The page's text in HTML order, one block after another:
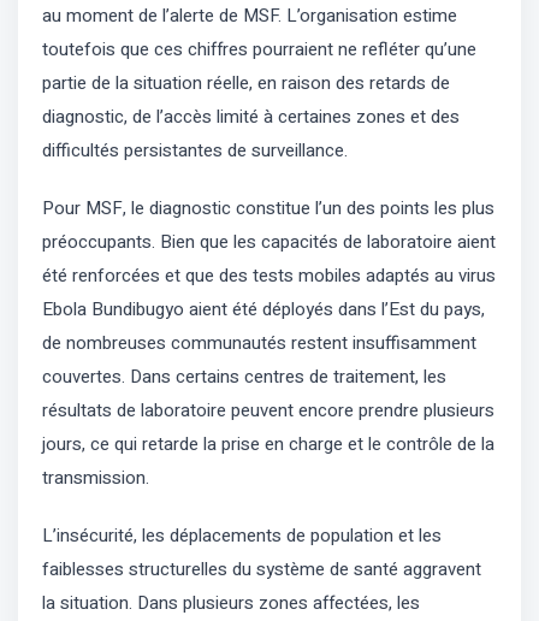
au moment de l’alerte de MSF. L’organisation estime
toutefois que ces chiffres pourraient ne refléter qu’une
partie de la situation réelle, en raison des retards de
diagnostic, de l’accès limité à certaines zones et des
difficultés persistantes de surveillance.
Pour MSF, le diagnostic constitue l’un des points les plus
préoccupants. Bien que les capacités de laboratoire aient
été renforcées et que des tests mobiles adaptés au virus
Ebola Bundibugyo aient été déployés dans l’Est du pays,
de nombreuses communautés restent insuffisamment
couvertes. Dans certains centres de traitement, les
résultats de laboratoire peuvent encore prendre plusieurs
jours, ce qui retarde la prise en charge et le contrôle de la
transmission.
L’insécurité, les déplacements de population et les
faiblesses structurelles du système de santé aggravent
la situation. Dans plusieurs zones affectées, les